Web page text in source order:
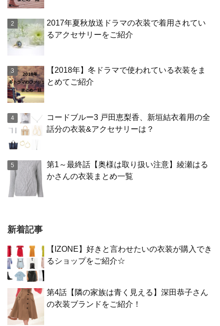
2017年夏秋放送ドラマの衣装で着用されてい
るアクセサリーをご紹介
【2018年】冬ドラマで使われている衣装をま
とめてご紹介
コードブルー3 戸田恵梨香、新垣結衣着用の全
話分の衣装&アクセサリーは？
第1～最終話【奥様は取り扱い注意】綾瀬はる
かさんの衣装まとめ一覧
新着記事
【IZONE】好きと言わせたいの衣装が購入でき
るショップをご紹介☆
第4話【隣の家族は青く見える】深田恭子さん
の衣装ブランドをご紹介！